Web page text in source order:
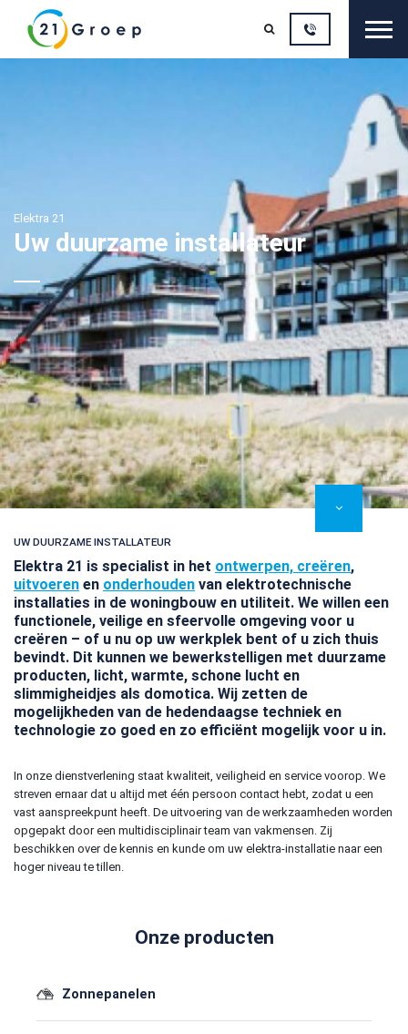
 Sluit
Elektra 21
Uw duurzame installateur
UW DUURZAME INSTALLATEUR
Elektra 21 is specialist in het ontwerpen, creëren,
uitvoeren en onderhouden van elektrotechnische
installaties in de woningbouw en utiliteit. We willen een
functionele, veilige en sfeervolle omgeving voor u
creëren – of u nu op uw werkplek bent of u zich thuis
bevindt. Dit kunnen we bewerkstelligen met duurzame
producten, licht, warmte, schone lucht en
slimmigheidjes als domotica. Wij zetten de
mogelijkheden van de hedendaagse techniek en
technologie zo goed en zo efficiënt mogelijk voor u in.
In onze dienstverlening staat kwaliteit, veiligheid en service voorop. We
streven ernaar dat u altijd met één persoon contact hebt, zodat u een
vast aanspreekpunt heeft. De uitvoering van de werkzaamheden worden
opgepakt door een multidisciplinair team van vakmensen. Zij
beschikken over de kennis en kunde om uw elektra-installatie naar een
hoger niveau te tillen.
Onze producten
Zonnepanelen